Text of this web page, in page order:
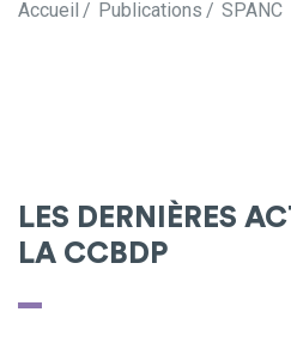
Accueil Publications SPANC
LES DERNIÈRES
LA CCBDP